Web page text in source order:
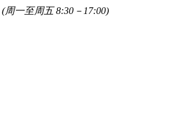
(周一至周五 8:30－17:00)